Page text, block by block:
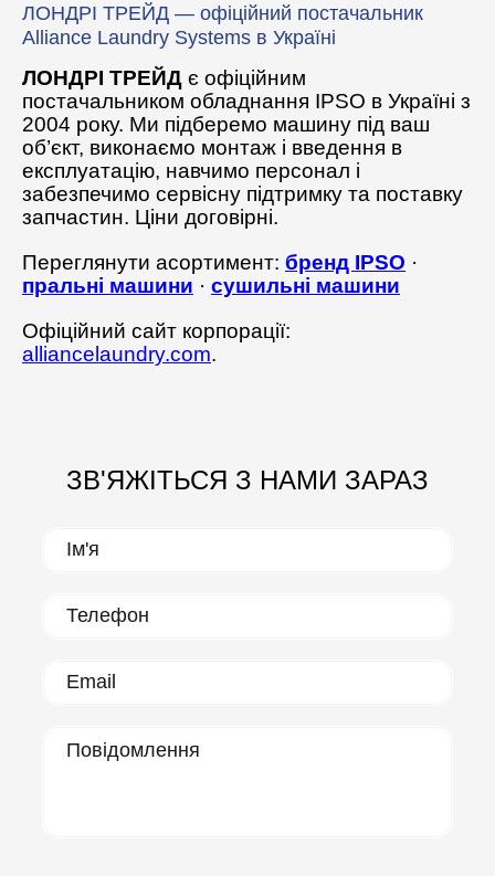
ЛОНДРІ ТРЕЙД — офіційний постачальник
Alliance Laundry Systems в Україні
ЛОНДРІ ТРЕЙД є офіційним
постачальником обладнання IPSO в Україні з
2004 року. Ми підберемо машину під ваш
об’єкт, виконаємо монтаж і введення в
експлуатацію, навчимо персонал і
забезпечимо сервісну підтримку та поставку
запчастин. Ціни договірні.
Переглянути асортимент: бренд IPSO ·
пральні машини · сушильні машини
Офіційний сайт корпорації:
alliancelaundry.com.
ЗВ'ЯЖІТЬСЯ З НАМИ ЗАРАЗ